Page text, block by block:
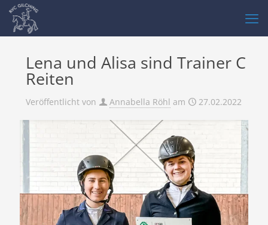
Lena und Alisa sind Trainer C
Reiten
Veröffentlicht von Annabella Röhl am 27.02.2022